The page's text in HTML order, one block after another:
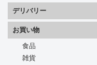
デリバリー
お買い物
食品
雑貨